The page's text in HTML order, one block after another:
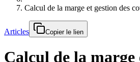
Calcul de la marge et gestion des
Articles Copier le lien
Calcul de la marge